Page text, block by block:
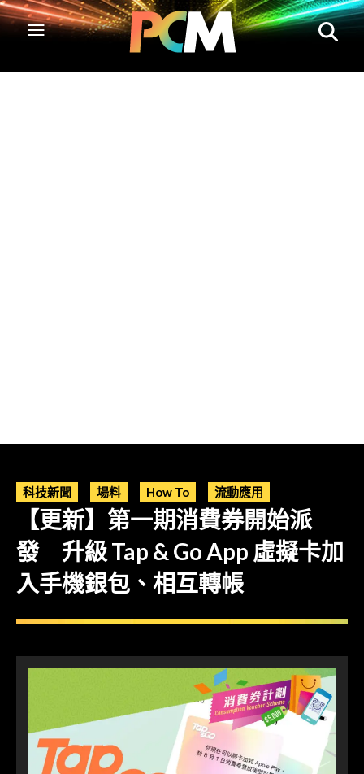
科技新聞 場料 How To 流動應用
【更新】第一期消費券開始派
發 升級 Tap & Go App 虛擬卡加
入手機銀包、相互轉帳